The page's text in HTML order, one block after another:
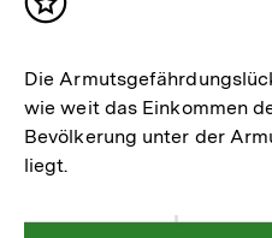
Inhalt
Die
wie weit das Einkommen
Bevölkerung unter der
liegt.